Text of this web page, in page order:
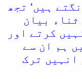
ہیں‘ تجھ
ثناء بیان
کرتے اور
ہم ان سے
انہیں ترک